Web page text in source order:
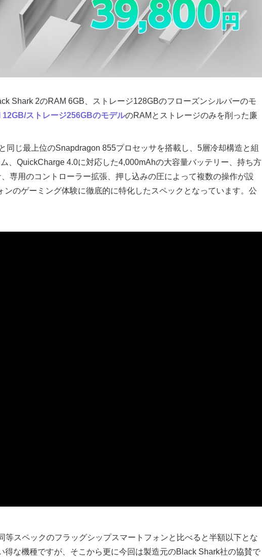
Shark 2のRAM 6GB、ストレージ128GBのフローズンシルバーのモ
12GB/ストレージ256GBのモデルのRAMとストレージのみを削った廉
同じ最上位のSnapdragon 855プロセッサを搭載し、5層冷却構造と組
、QuickCharge 4.0に対応した4,000mAhの大容量バッテリー、持ち方
専用のコントローラー拡張、押し込みの圧によって複数の操作が設
ンのゲーミング体験に徹底的に特化したスペックとなっています。公
等スペックのフラッグシップスマートフォンと比べると半額以下とな
得な機種ですが、そこから更に今回は製造元のBlack Shark社の協賛で